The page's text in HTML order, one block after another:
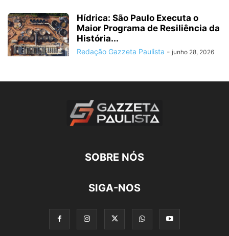
Hídrica: São Paulo Executa o
Maior Programa de Resiliência da
História...
Redação Gazzeta Paulista - junho 28, 2026
SOBRE NÓS
SIGA-NOS